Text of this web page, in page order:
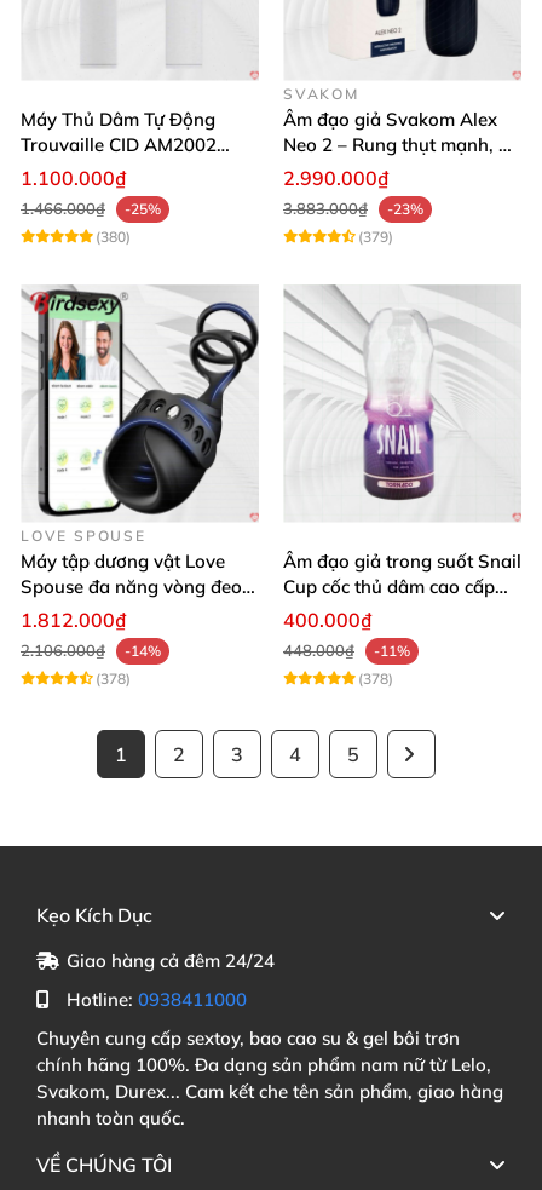
Máy Thủ Dâm Tự Động
Trouvaille CID AM2002
Mạnh Mẽ Dễ Lên Đỉnh
1.100.000₫
1.466.000₫
-25%
(380)
SVAKOM
Âm đạo giả Svakom Alex
Neo 2 – Rung thụt mạnh, đa
năng, cải tiến mới
2.990.000₫
3.883.000₫
-23%
(379)
LOVE SPOUSE
Máy tập dương vật Love
Spouse đa năng vòng đeo
điều khiển qua app tiện lợi
1.812.000₫
2.106.000₫
-14%
(378)
Âm đạo giả trong suốt Snail
Cup cốc thủ dâm cao cấp
nam giới
400.000₫
448.000₫
-11%
(378)
1 2 3 4 5
Kẹo Kích Dục
Giao hàng cả đêm 24/24
Hotline: 0938411000
Chuyên cung cấp sextoy, bao cao su & gel bôi trơn
chính hãng 100%. Đa dạng sản phẩm nam nữ từ Lelo,
Svakom, Durex... Cam kết che tên sản phẩm, giao hàng
nhanh toàn quốc.
VỀ CHÚNG TÔI